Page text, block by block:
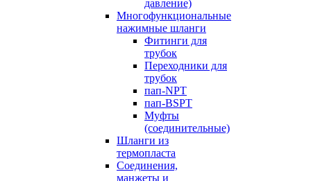
давление)
Многофункциональные
нажимные шланги
Фитинги для
трубок
Переходники для
трубок
пап-NPT
пап-BSPT
Муфты
(соединительные)
Шланги из
термопласта
Соединения,
манжеты и